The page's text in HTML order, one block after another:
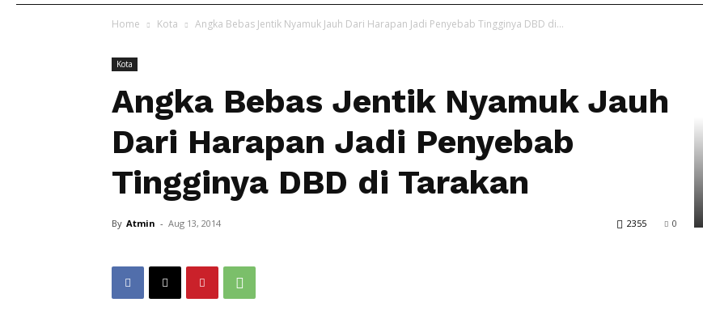
Kota
Home Kota Angka Bebas Jentik Nyamuk Jauh Dari Harapan Jadi Penyebab Tingginya DBD di...
Kota
Angka Bebas Jentik Nyamuk Jauh
Dari Harapan Jadi Penyebab
Tingginya DBD di Tarakan
By Atmin - Aug 13, 2014 0
2355